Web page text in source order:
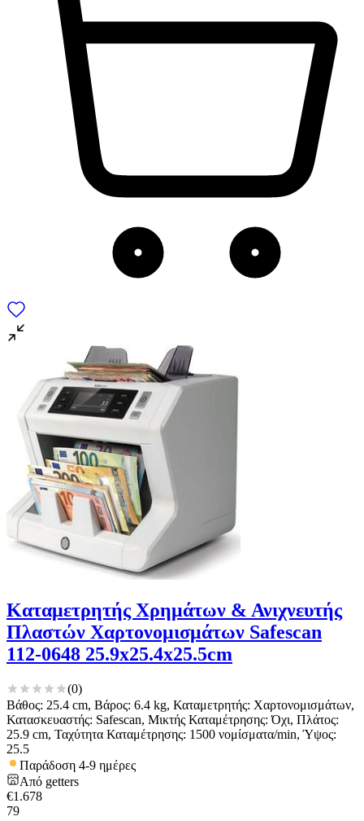
Καταμετρητής Χρημάτων & Ανιχνευτής
Πλαστών Χαρτονομισμάτων Safescan
112-0648 25.9x25.4x25.5cm
(0)
Βάθος: 25.4 cm, Βάρος: 6.4 kg, Καταμετρητής: Χαρτονομισμάτων,
Κατασκευαστής: Safescan, Μικτής Καταμέτρησης: Όχι, Πλάτος:
25.9 cm, Ταχύτητα Καταμέτρησης: 1500 νομίσματα/min, Ύψος:
25.5
Παράδοση 4-9 ημέρες
Από getters
€1.678
79